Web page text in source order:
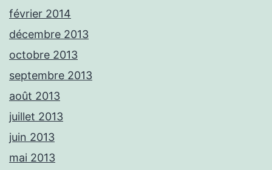
février 2014
décembre 2013
octobre 2013
septembre 2013
août 2013
juillet 2013
juin 2013
mai 2013